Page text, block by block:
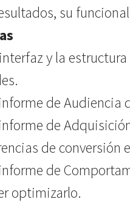
su
y la
de Audiencia
de
de conversión
de
optimizarlo.